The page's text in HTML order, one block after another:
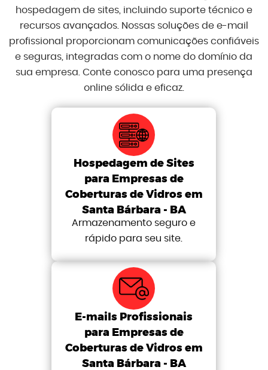
hospedagem de sites, incluindo suporte técnico e
recursos avançados. Nossas soluções de e-mail
profissional proporcionam comunicações confiáveis
e seguras, integradas com o nome do domínio da
sua empresa. Conte conosco para uma presença
online sólida e eficaz.
Hospedagem de Sites
para Empresas de
Coberturas de Vidros em
Santa Bárbara - BA
Armazenamento seguro e
rápido para seu site.
E-mails Profissionais
para Empresas de
Coberturas de Vidros em
Santa Bárbara - BA